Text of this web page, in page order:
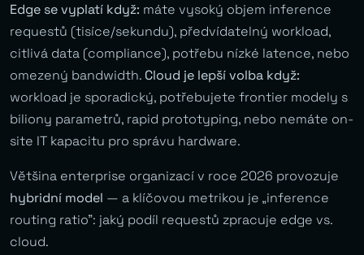
Edge se vyplatí když: máte vysoký objem inference
requestů (tisíce/sekundu), předvídatelný workload,
citlivá data (compliance), potřebu nízké latence, nebo
omezený bandwidth. Cloud je lepší volba když:
workload je sporadický, potřebujete frontier modely s
biliony parametrů, rapid prototyping, nebo nemáte on-
site IT kapacitu pro správu hardware.
Většina enterprise organizací v roce 2026 provozuje
hybridní model — a klíčovou metrikou je „inference
routing ratio”: jaký podíl requestů zpracuje edge vs.
cloud.